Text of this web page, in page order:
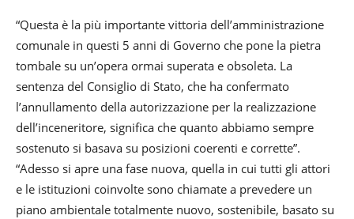
“Questa è la più importante vittoria dell’amministrazione
comunale in questi 5 anni di Governo che pone la pietra
tombale su un’opera ormai superata e obsoleta. La
sentenza del Consiglio di Stato, che ha confermato
l’annullamento della autorizzazione per la realizzazione
dell’inceneritore, significa che quanto abbiamo sempre
sostenuto si basava su posizioni coerenti e corrette”.
“Adesso si apre una fase nuova, quella in cui tutti gli attori
e le istituzioni coinvolte sono chiamate a prevedere un
piano ambientale totalmente nuovo, sostenibile, basato su